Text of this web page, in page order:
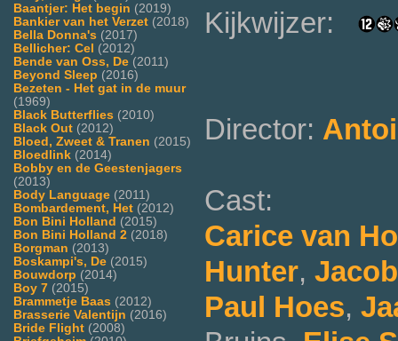
Baantjer: Het begin (2019)
Bankier van het Verzet (2018)
Bella Donna's (2017)
Bellicher: Cel (2012)
Bende van Oss, De (2011)
Beyond Sleep (2016)
Bezeten - Het gat in de muur
(1969)
Black Butterflies (2010)
Black Out (2012)
Bloed, Zweet & Tranen (2015)
Bloedlink (2014)
Bobby en de Geestenjagers
(2013)
Body Language (2011)
Bombardement, Het (2012)
Bon Bini Holland (2015)
Bon Bini Holland 2 (2018)
Borgman (2013)
Boskampi's, De (2015)
Bouwdorp (2014)
Boy 7 (2015)
Brammetje Baas (2012)
Brasserie Valentijn (2016)
Bride Flight (2008)
Kijkwijzer:
Director:
Cast:
Carice van
Hunter,
Paul Hoes,